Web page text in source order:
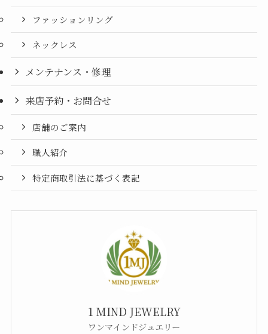
ファッションリング
ネックレス
メンテナンス・修理
来店予約・お問合せ
店舗のご案内
職人紹介
特定商取引法に基づく表記
1 MIND JEWELRY
ワンマインドジュエリー